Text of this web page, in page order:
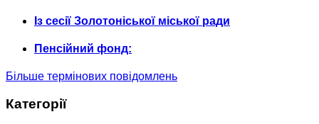
Із сесії Золотоніської міської ради
Пенсійний фонд:
Більше термінових повідомлень
Категорії